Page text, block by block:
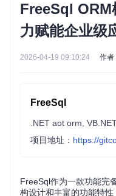
FreeSql ORM
力赋能企业级
2026-04-19 09:10:24 作者
FreeSql
项目地址： https://
FreeSql作为一款功能完
构设计和丰富的功能特